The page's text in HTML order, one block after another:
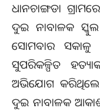
ଧାନଚାଙ୍ଗଡା
ଦୁଇ ନାବାଳକ
ସୋମବାର ସକାଳୁ
ସୁପରିକଳ୍ପିତ
ଅଭିଯୋଗ କରିଥିଲେ
ଦୁଇ ନାବାଳକ